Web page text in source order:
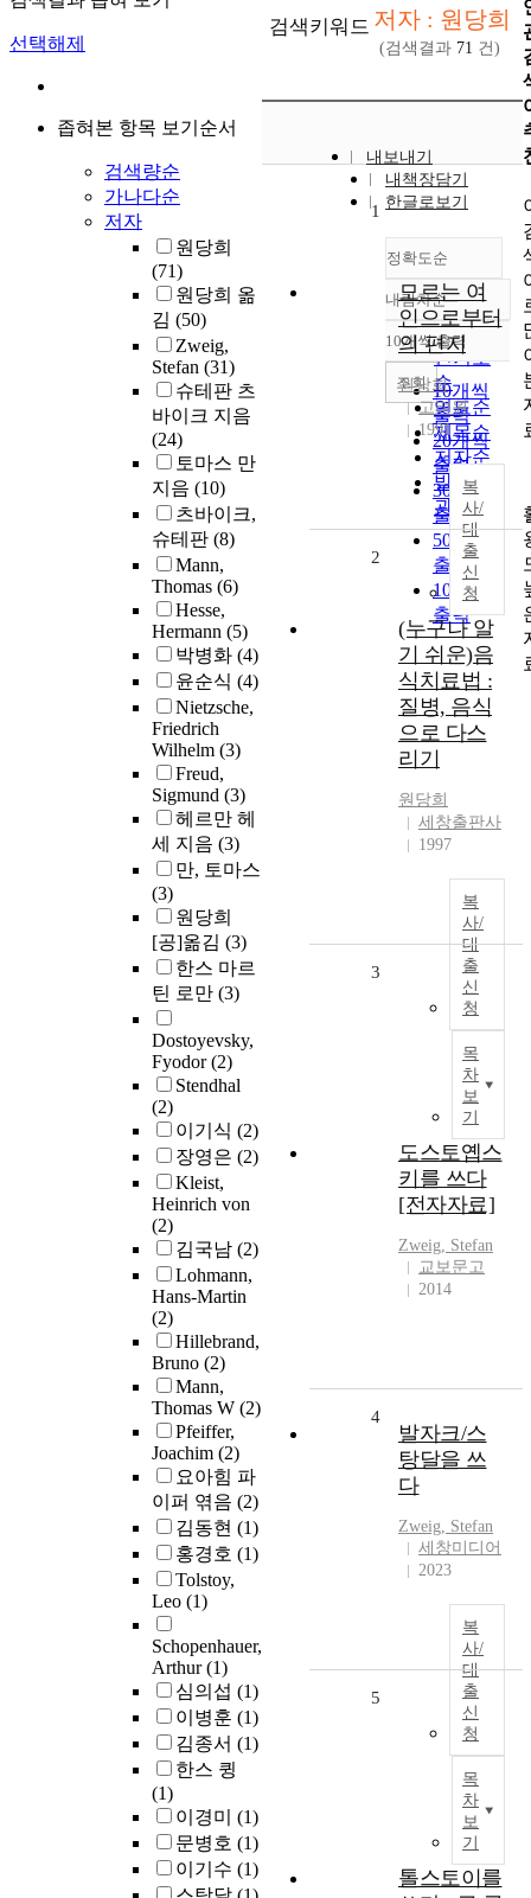
선택해제
좁혀본 항목 보기순서
검색량순
가나다순
저자
원당희
(71)
원당희 옮
김 (50)
Zweig,
Stefan (31)
슈테판 츠
바이크 지음
(24)
토마스 만
지음 (10)
츠바이크,
슈테판 (8)
Mann,
Thomas (6)
Hesse,
Hermann (5)
박병화 (4)
윤순식 (4)
Nietzsche,
Friedrich
Wilhelm (3)
Freud,
Sigmund (3)
헤르만 헤
세 지음 (3)
만, 토마스
(3)
원당희
[공]옮김 (3)
한스 마르
틴 로만 (3)
Dostoyevsky,
Fyodor(2)
Stendhal
(2)
이기식 (2)
장영은 (2)
Kleist,
Heinrich von
(2)
김국남 (2)
Lohmann,
Hans-Martin
(2)
Hillebrand,
Bruno (2)
Mann,
Thomas W (2)
Pfeiffer,
Joachim (2)
요아힘 파
이퍼 엮음 (2)
김동현 (1)
홍경호 (1)
Tolstoy,
Leo (1)
Schopenhauer,
Arthur(1)
심의섭 (1)
이병훈 (1)
김종서 (1)
한스 큉
(1)
이경미 (1)
문병호 (1)
이기수 (1)
검색키워드 저자 : 원당희
(검색결과 71 건)
내보내기
내책장담기
한글로보기
정확도순
정확도
순
인기도
순
연도순
제목순
저자순
발행기
관순
내림차순
내림차순
10개씩 출력
10개씩
출력
20개씩
출력
30개씩
출력
50개씩
출력
100개씩
출력
조회
1
모르는 여
인으로부터
의 편지
원당희
고려원
1991
복
사/
대
출
신
청
2
(누구나 알
기 쉬운)음
식치료법 :
질병, 음식
으로 다스
리기
원당희
세창출판사
1997
복
사/
대
출
신
청
목
차
보
기
3
도스토옙스
키를 쓰다
[전자자료]
Zweig, Stefan
교보문고
2014
4
발자크/스
탕달을 쓰
다
Zweig, Stefan
세창미디어
2023
복
사/
대
출
신
청
목
차
보
기
5
톨스토이를